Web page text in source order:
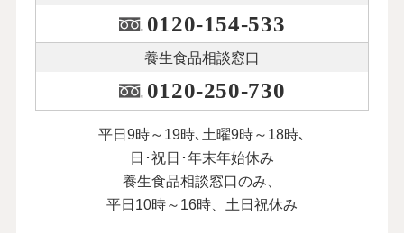
0120-154-533
養生食品相談窓口
0120-250-730
平日9時～19時､土曜9時～18時､
日･祝日･年末年始休み
養生食品相談窓口のみ、
平日10時～16時、土日祝休み